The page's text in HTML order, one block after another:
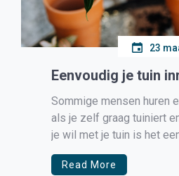
23
Eenvoudig je tuin
Sommige mensen huren
als je zelf graag tuiniert
je wil met je tuin is het
je tuin inrichten. Voor de
zat opties die aansluiten
Read More